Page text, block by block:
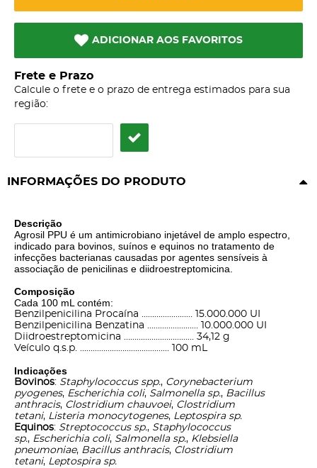
ADICIONAR AOS FAVORITOS
Frete e Prazo
Calcule o frete e o prazo de entrega estimados para sua
região:
INFORMAÇÕES DO PRODUTO
Descrição
Agrosil PPU é um antimicrobiano injetável de amplo espectro,
indicado para bovinos, suínos e equinos no tratamento de
infecções bacterianas causadas por agentes sensíveis à
associação de penicilinas e diidroestreptomicina.
Composição
Cada 100 mL contém:
Benzilpenicilina Procaína …………………… 15.000.000 UI
Benzilpenicilina Benzatina …………………… 10.000.000 UI
Diidroestreptomicina …………………………… 34,12 g
Veículo q.s.p. …………………………………… 100 mL
Indicações
Bovinos: Staphylococcus spp., Corynebacterium
pyogenes, Escherichia coli, Salmonella sp., Bacillus
anthracis, Clostridium chauvoei, Clostridium
tetani, Listeria monocytogenes, Leptospira sp.
Equinos: Streptococcus sp., Staphylococcus
sp., Escherichia coli, Salmonella sp., Klebsiella
pneumoniae, Bacillus anthracis, Clostridium
tetani, Leptospira sp.